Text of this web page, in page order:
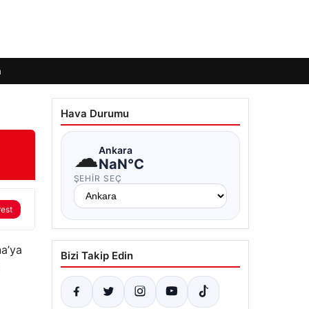
Hava Durumu
☁Ankara
NaN°C
ŞEHIR SEÇ
Bizi Takip Edin